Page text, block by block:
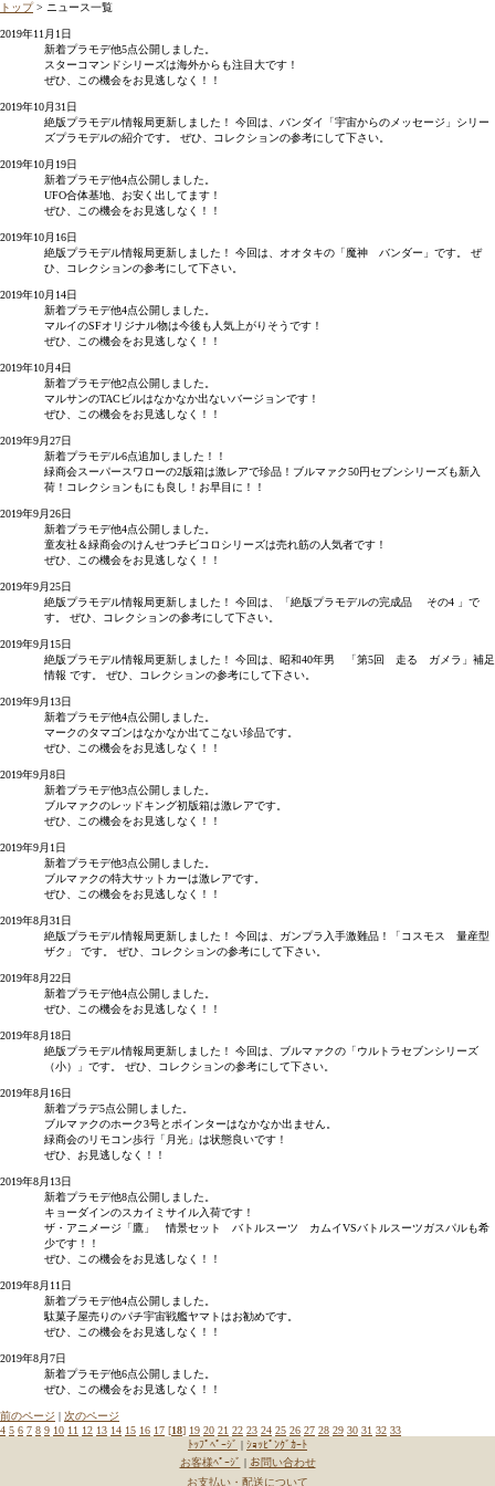
トップ> ニュース一覧
2019年11月1日
新着プラモデ他5点公開しました。
スターコマンドシリーズは海外からも注目大です！
ぜひ、この機会をお見逃しなく！！
2019年10月31日
絶版プラモデル情報局更新しました！ 今回は、バンダイ「宇宙からのメッセージ」シリー
ズプラモデルの紹介です。 ぜひ、コレクションの参考にして下さい。
2019年10月19日
新着プラモデ他4点公開しました。
UFO合体基地、お安く出してます！
ぜひ、この機会をお見逃しなく！！
2019年10月16日
絶版プラモデル情報局更新しました！ 今回は、オオタキの「魔神 バンダー」です。 ぜ
ひ、コレクションの参考にして下さい。
2019年10月14日
新着プラモデ他4点公開しました。
マルイのSFオリジナル物は今後も人気上がりそうです！
ぜひ、この機会をお見逃しなく！！
2019年10月4日
新着プラモデ他2点公開しました。
マルサンのTACビルはなかなか出ないバージョンです！
ぜひ、この機会をお見逃しなく！！
2019年9月27日
新着プラモデル6点追加しました！！
緑商会スーパースワローの2版箱は激レアで珍品！ブルマァク50円セブンシリーズも新入
荷！コレクションもにも良し！お早目に！！
2019年9月26日
新着プラモデ他4点公開しました。
童友社＆緑商会のけんせつチビコロシリーズは売れ筋の人気者です！
ぜひ、この機会をお見逃しなく！！
2019年9月25日
絶版プラモデル情報局更新しました！ 今回は、「絶版プラモデルの完成品 その4 」で
す。 ぜひ、コレクションの参考にして下さい。
2019年9月15日
絶版プラモデル情報局更新しました！ 今回は、昭和40年男 「第5回 走る ガメラ」補足
情報 です。 ぜひ、コレクションの参考にして下さい。
2019年9月13日
新着プラモデ他4点公開しました。
マークのタマゴンはなかなか出てこない珍品です。
ぜひ、この機会をお見逃しなく！！
2019年9月8日
新着プラモデ他3点公開しました。
ブルマァクのレッドキング初版箱は激レアです。
ぜひ、この機会をお見逃しなく！！
2019年9月1日
新着プラモデ他3点公開しました。
ブルマァクの特大サットカーは激レアです。
ぜひ、この機会をお見逃しなく！！
2019年8月31日
絶版プラモデル情報局更新しました！ 今回は、ガンプラ入手激難品！「コスモス 量産型
ザク」 です。 ぜひ、コレクションの参考にして下さい。
2019年8月22日
新着プラモデ他4点公開しました。
ぜひ、この機会をお見逃しなく！！
2019年8月18日
絶版プラモデル情報局更新しました！ 今回は、ブルマァクの「ウルトラセブンシリーズ
（小）」です。 ぜひ、コレクションの参考にして下さい。
2019年8月16日
新着プラデ5点公開しました。
ブルマァクのホーク3号とポインターはなかなか出ません。
緑商会のリモコン歩行「月光」は状態良いです！
ぜひ、お見逃しなく！！
2019年8月13日
新着プラモデ他8点公開しました。
キョーダインのスカイミサイル入荷です！
ザ・アニメージ「鷹」 情景セット バトルスーツ カムイVSバトルスーツガスパルも希
少です！！
ぜひ、この機会をお見逃しなく！！
2019年8月11日
新着プラモデ他4点公開しました。
駄菓子屋売りのパチ宇宙戦艦ヤマトはお勧めです。
ぜひ、この機会をお見逃しなく！！
2019年8月7日
新着プラモデ他6点公開しました。
ぜひ、この機会をお見逃しなく！！
前のページ | 次のページ
4 5 6 7 8 9 10 11 12 13 14 15 16 17 [18] 19 20 21 22 23 24 25 26 27 28 29 30 31 32 33
ﾄｯﾌﾟﾍﾟｰｼﾞ | ｼｮｯﾋﾟﾝｸﾞｶｰﾄ
お客様ﾍﾟｰｼﾞ | お問い合わせ
お支払い・配送について